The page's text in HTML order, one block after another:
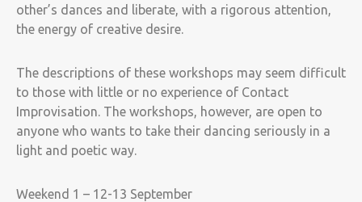
other’s dances and liberate, with a rigorous attention,
the energy of creative desire.
The descriptions of these workshops may seem difficult
to those with little or no experience of Contact
Improvisation. The workshops, however, are open to
anyone who wants to take their dancing seriously in a
light and poetic way.
Weekend 1 – 12-13 September